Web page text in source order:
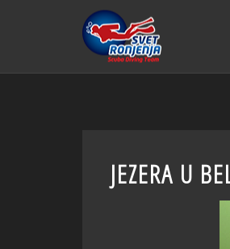
JEZERA U